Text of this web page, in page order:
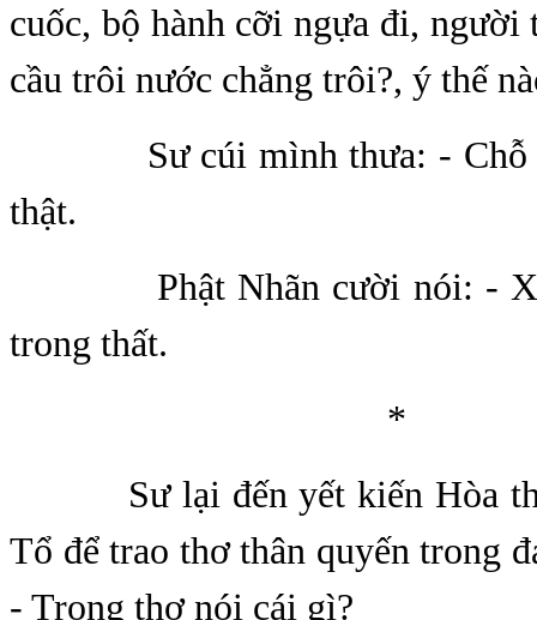
cuốc, bộ hành cỡi ngựa đi, người
cầu trôi nước chẳng trôi?, ý thế
Sư cúi mình thưa: - Chỗ
thật.
Phật Nhãn cười nói: -
trong thất.
*
Sư lại đến yết kiến Hòa
Tổ để trao thơ thân quyến trong
- Trong thơ nói cái gì?